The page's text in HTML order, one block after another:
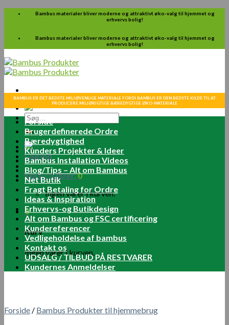
Skip
Bambus materialer bliver moderne og attraktivt øko-valg til hjemmet og
erhvervs bolig!
Bambus materialer bliver moderne og attraktivt øko-valg til hjemmet og
erhvervs bolig!
Søg
efter:
Log ind
Kurv /0.00kr.0
Ingen varer i kurven.
0
Kurv
Ingen varer i kurven.
BAMBUS ER DET BEDSTE MILJØVENLIGE MATERIALE FORDI BAMBUS ER DEN BEDSTE KILDE TIL AT
PRODUCERE MILJØRIGTIGE BÆREDYGTIGE ØKO-MATERIALE
Forside
Brugerdefinerede Ordre
Bæredygtighed
Kunders Projekter & Ideer
Bambus Installation Videos
Blog/Tips – Alt om Bambus
Net Butik
Fragt Betaling for Ordre
Ideas & Inspiration
Erhvervs-og Butikdesign
Alt om Bambus og FSC certificering
Kundereferencer
Vedligeholdelse af bambus
Kontakt os
UDSALG / TILBUD PÅ RESTVARER
Kundernes Anmeldelser
Forside / Bambus Produkter til hjemmebrug